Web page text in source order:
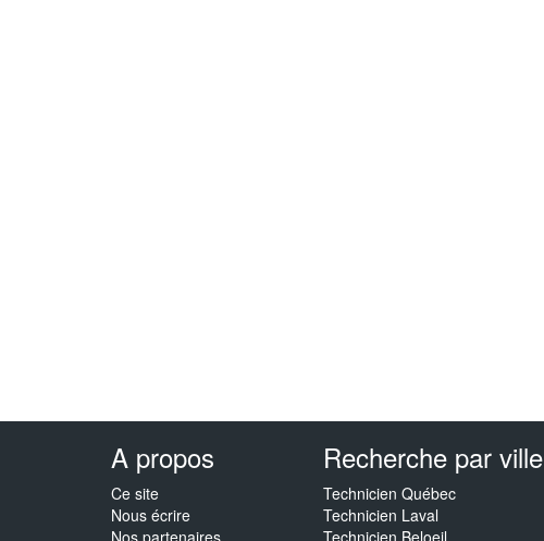
A propos
Ce site
Nous écrire
Nos partenaires
Recherche par ville
Technicien Québec
Technicien Laval
Technicien Beloeil